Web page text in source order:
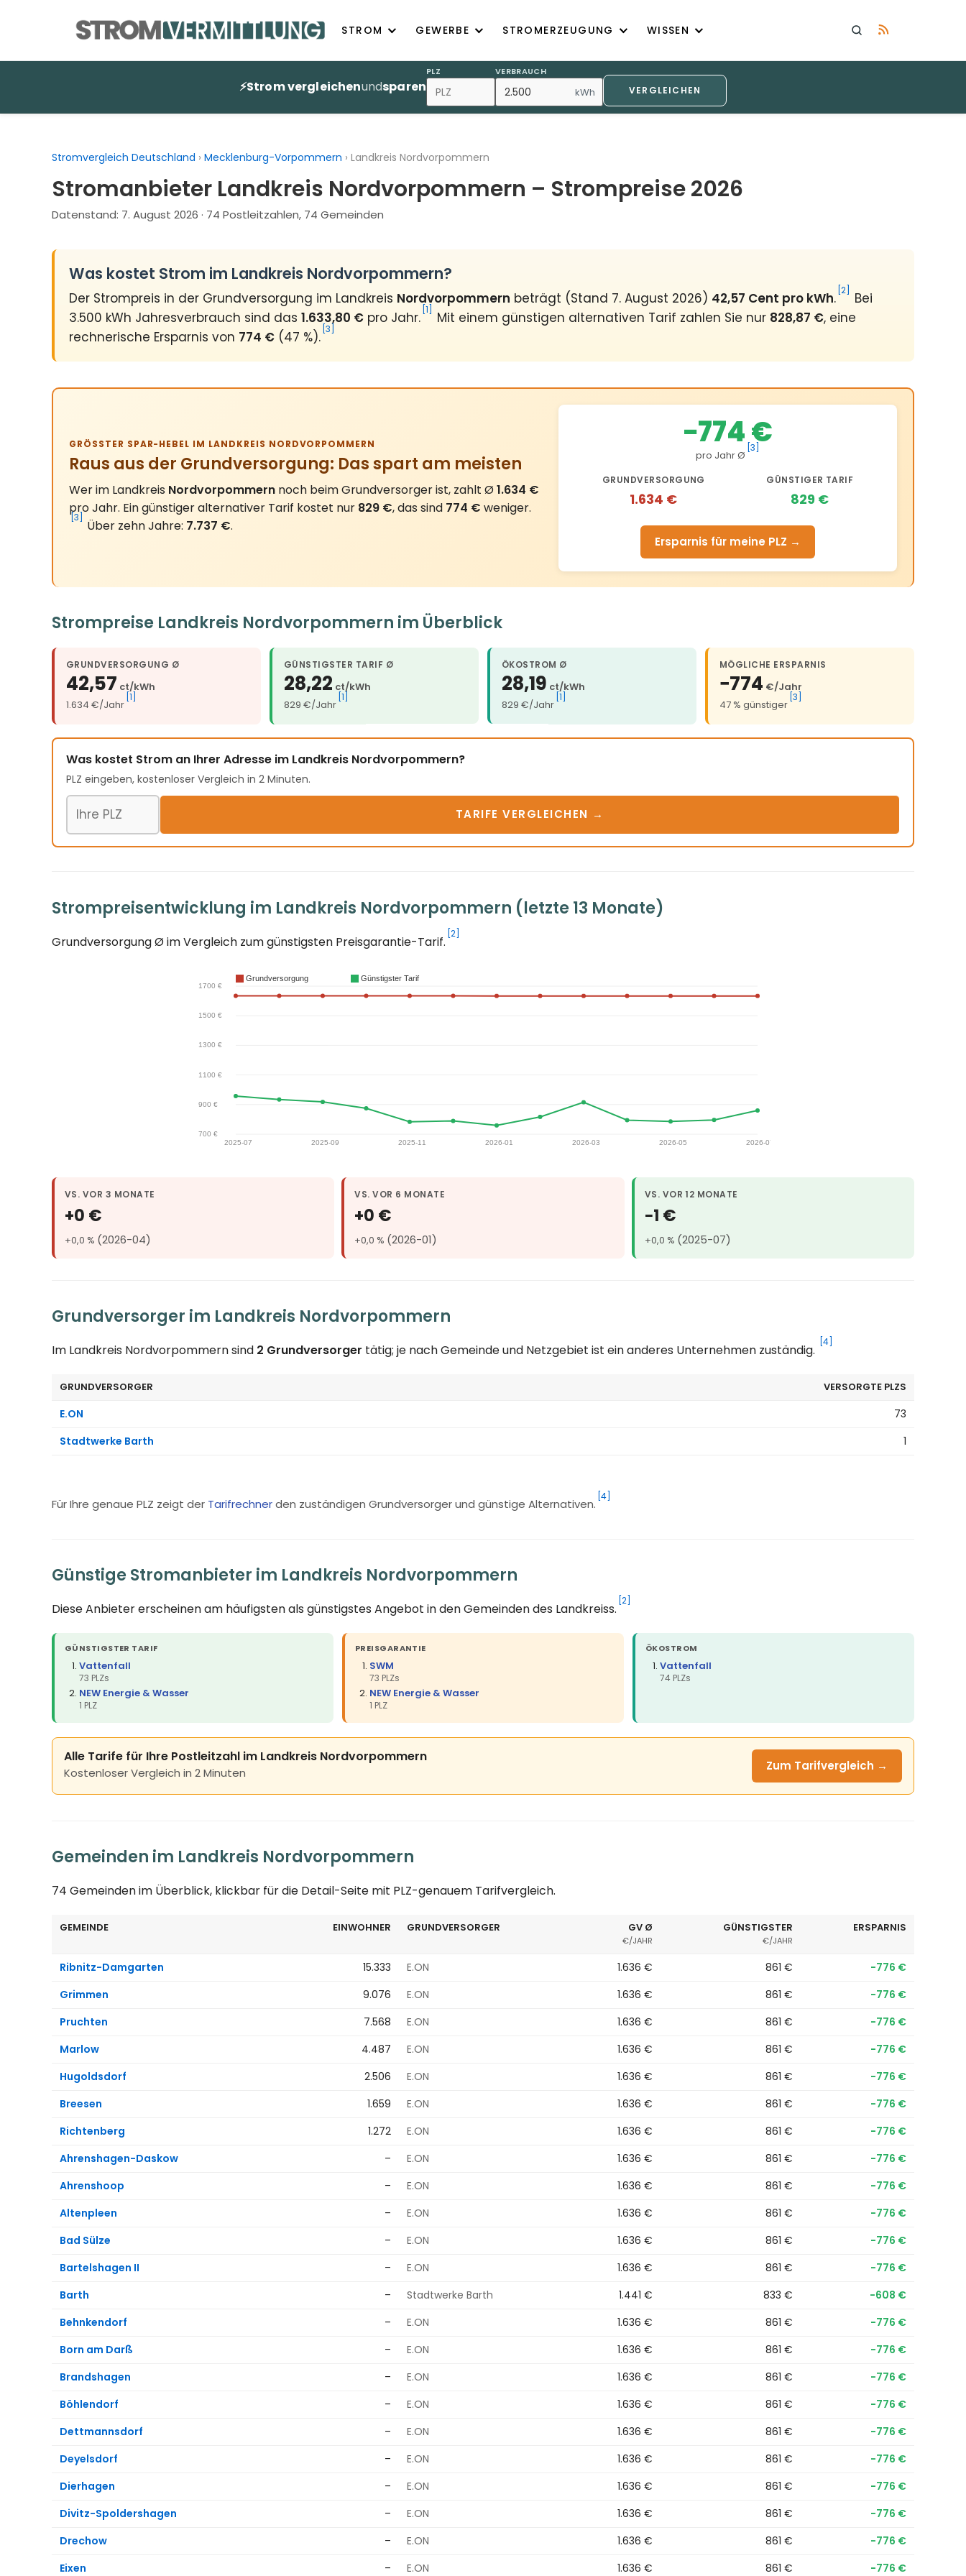
STROM GEWERBE STROMERZEUGUNG WISSEN
⚡Strom vergleichenundsparen
PLZ VERBRAUCH
kWh VERGLEICHEN
Stromvergleich Deutschland › Mecklenburg-Vorpommern › Landkreis Nordvorpommern
Stromanbieter Landkreis Nordvorpommern – Strompreise 2026
Datenstand: 7. August 2026 · 74 Postleitzahlen, 74 Gemeinden
Was kostet Strom im Landkreis Nordvorpommern?
Der Strompreis in der Grundversorgung im Landkreis Nordvorpommern beträgt (Stand 7. August 2026) 42,57 Cent pro kWh. [2]
Bei
3.500 kWh Jahresverbrauch sind das 1.633,80 € pro Jahr. [1] Mit einem günstigen alternativen Tarif zahlen Sie nur 828,87 €, eine
rechnerische Ersparnis von 774 € (47 %). [3]
GRÖSSTER SPAR-HEBEL IM LANDKREIS NORDVORPOMMERN
Raus aus der Grundversorgung: Das spart am meisten
Wer im Landkreis Nordvorpommern noch beim Grundversorger ist, zahlt Ø1.634 €
pro Jahr. Ein günstiger alternativer Tarif kostet nur 829 €, das sind 774 € weniger.
[3] Über zehn Jahre: 7.737 €.
−774 €
pro Jahr Ø
[3]
GRUNDVERSORGUNG
1.634 €
GÜNSTIGER TARIF
829 €
Ersparnis für meine PLZ →
Strompreise Landkreis Nordvorpommern im Überblick
GRUNDVERSORGUNG Ø
42,57 ct/kWh
1.634 €/Jahr
[1]
GÜNSTIGSTER TARIF Ø
28,22 ct/kWh
829 €/Jahr
[1]
ÖKOSTROM Ø
28,19 ct/kWh
829 €/Jahr
[1]
MÖGLICHE ERSPARNIS
−774 €/Jahr
47 % günstiger
[3]
Was kostet Strom an Ihrer Adresse im Landkreis Nordvorpommern?
PLZ eingeben, kostenloser Vergleich in 2 Minuten.
Postleitzahl
TARIFE VERGLEICHEN →
Strompreisentwicklung im Landkreis Nordvorpommern (letzte 13 Monate)
Grundversorgung Ø im Vergleich zum günstigsten Preisgarantie-Tarif. [2]
VS. VOR 3 MONATE
+0 €
+0,0 % (2026-04)
VS. VOR 6 MONATE
+0 €
+0,0 % (2026-01)
VS. VOR 12 MONATE
−1 €
+0,0 % (2025-07)
Grundversorger im Landkreis Nordvorpommern
Im Landkreis Nordvorpommern sind 2 Grundversorger tätig; je nach Gemeinde und Netzgebiet ist ein anderes Unternehmen zuständig. [4]
GRUNDVERSORGER VERSORGTE PLZS
E.ON
73
Stadtwerke Barth
1
Für Ihre genaue PLZ zeigt der Tarifrechnerden zuständigen Grundversorger und günstige Alternativen.
[4]
Günstige Stromanbieter im Landkreis Nordvorpommern
Diese Anbieter erscheinen am häufigsten als günstigstes Angebot in den Gemeinden des Landkreiss. [2]
GÜNSTIGSTER TARIF
Vattenfall
73 PLZs
NEW Energie & Wasser
1 PLZ
PREISGARANTIE
SWM
73 PLZs
NEW Energie & Wasser
1 PLZ
ÖKOSTROM
Vattenfall
74 PLZs
Alle Tarife für Ihre Postleitzahl im Landkreis Nordvorpommern
Kostenloser Vergleich in 2 Minuten Zum Tarifvergleich →
Gemeinden im Landkreis Nordvorpommern
74 Gemeinden im Überblick, klickbar für die Detail-Seite mit PLZ-genauem Tarifvergleich.
GEMEINDE EINWOHNER GRUNDVERSORGER GV Ø
€/JAHR
GÜNSTIGSTER
€/JAHR
ERSPARNIS
Ribnitz-Damgarten 15.333 E.ON 1.636 € 861 €
−776 €
Grimmen
9.076 E.ON 1.636 € 861 €
−776 €
Pruchten
7.568 E.ON 1.636 € 861 €
−776 €
Marlow
4.487 E.ON 1.636 € 861 €
−776 €
Hugoldsdorf
2.506 E.ON 1.636 € 861 €
−776 €
Breesen
1.659 E.ON 1.636 € 861 €
−776 €
Richtenberg
1.272 E.ON 1.636 € 861 €
−776 €
Ahrenshagen-Daskow
– E.ON 1.636 € 861 €
−776 €
Ahrenshoop
– E.ON 1.636 € 861 €
−776 €
Altenpleen
– E.ON 1.636 € 861 €
−776 €
Bad Sülze
– E.ON 1.636 € 861 €
−776 €
Bartelshagen II
– E.ON 1.636 € 861 €
−776 €
Barth
– Stadtwerke Barth 1.441 € 833 €
−608 €
Behnkendorf
– E.ON 1.636 € 861 €
−776 €
Born am Darß
– E.ON 1.636 € 861 €
−776 €
Brandshagen
– E.ON 1.636 € 861 €
−776 €
Böhlendorf
– E.ON 1.636 € 861 €
−776 €
Dettmannsdorf
– E.ON 1.636 € 861 €
−776 €
Deyelsdorf
– E.ON 1.636 € 861 €
−776 €
Dierhagen
– E.ON 1.636 € 861 €
−776 €
Divitz-Spoldershagen
– E.ON 1.636 € 861 €
−776 €
Drechow
– E.ON 1.636 € 861 €
−776 €
Eixen
– E.ON 1.636 € 861 € −776 €